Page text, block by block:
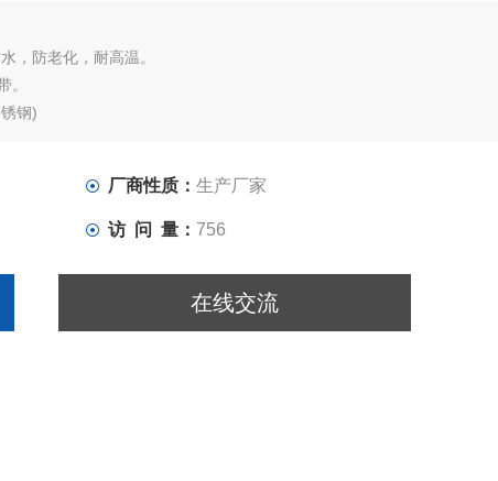
，防老化，耐高温。
。
钢)
厂商性质： 生产厂家
访 问 量： 756
在线交流